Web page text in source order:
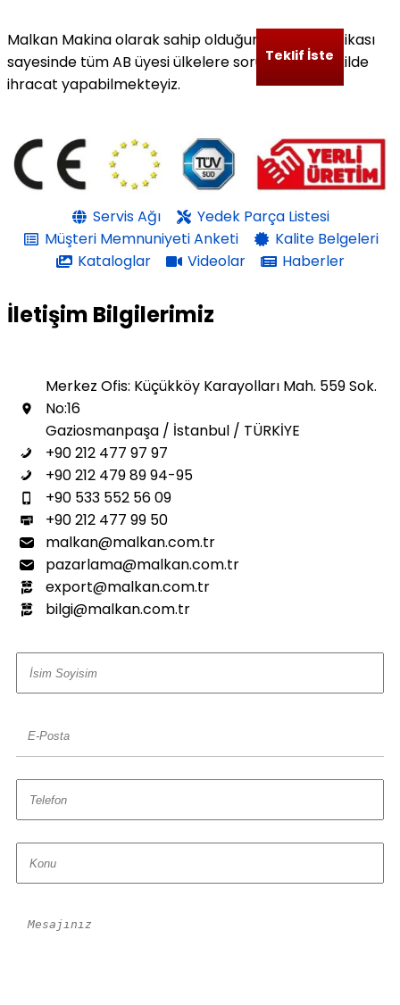
Malkan Makina olarak sahip olduğumuz CE Sertifikası
sayesinde tüm AB üyesi ülkelere sorunsuz bir şekilde
ihracat yapabilmekteyiz.
Teklif İste
Servis Ağı
Yedek Parça Listesi
Müşteri Memnuniyeti Anketi
Kalite Belgeleri
Kataloglar
Videolar Haberler
İletişim Bilgilerimiz
Merkez Ofis: Küçükköy Karayolları Mah. 559 Sok.
No:16
Gaziosmanpaşa / İstanbul / TÜRKİYE
+90 212 477 97 97
+90 212 479 89 94-95
+90 533 552 56 09
+90 212 477 99 50
malkan@malkan.com.tr
pazarlama@malkan.com.tr
export@malkan.com.tr
bilgi@malkan.com.tr